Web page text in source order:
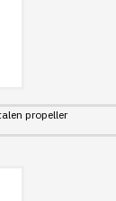
propeller